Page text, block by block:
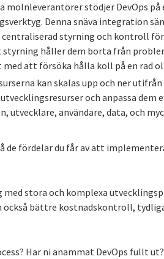
molnleverantörer stödjer DevOps
Denna snäva integration
styrning och kontroll för
styrning håller dem borta från
att försöka hålla koll på en rad
kan skalas upp och ner
och anpassa dem
utvecklare, användare, data, och
de fördelar du får av att
med stora och komplexa
bättre kostnadskontroll,
Har ni anammat DevOps fullt